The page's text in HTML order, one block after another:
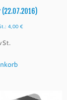
(22.07.2016)
4,00 €